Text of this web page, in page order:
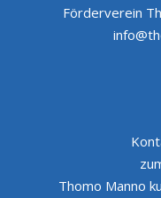
Förderverein
Thomo Manno